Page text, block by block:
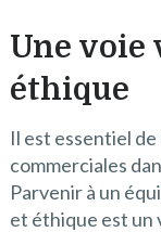
Une voie
éthique
Il est essentiel
commerciales
Parvenir à un
et éthique est un